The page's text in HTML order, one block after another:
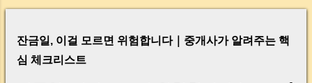
잔금일, 이걸 모르면 위험합니다｜중개사가 알려주는 핵
심 체크리스트